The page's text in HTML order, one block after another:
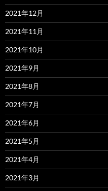
2021年12月
2021年11月
2021年10月
2021年9月
2021年8月
2021年7月
2021年6月
2021年5月
2021年4月
2021年3月